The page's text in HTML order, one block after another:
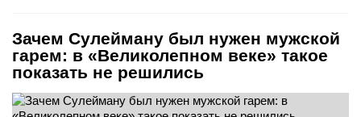
Зачем Сулейману был нужен мужской
гарем: в «Великолепном веке» такое
показать не решились